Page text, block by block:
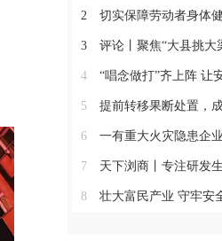
2 切实保障劳动者身体
3 评论丨聚焦“大县挑大梁、强县强担当
4 “唱念做打”齐上阵 让
5 提前转移果断处置，
6 一有重大火灾隐患企
7 天下浏商丨专注研发生产“芯片卫士”
8 壮大富民产业 守牢安全底